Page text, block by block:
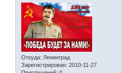
Откуда: Ленинград
Зарегистрирован: 2010-11-27